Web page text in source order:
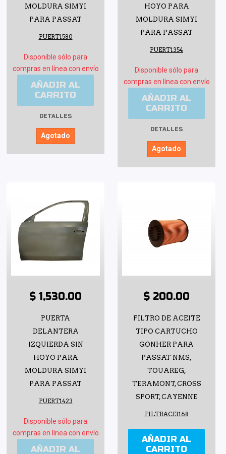
MOLDURA SIMYI
PARA PASSAT
PUERT1580
Disponible sólo para
compras en línea con envío
AÑADIR AL
CARRITO
DETALLES
Agotado
HOYO PARA
MOLDURA SIMYI
PARA PASSAT
PUERT1354
Disponible sólo para
compras en línea con envío
AÑADIR AL
CARRITO
DETALLES
Agotado
$ 1,530.00
PUERTA
DELANTERA
IZQUIERDA SIN
HOYO PARA
MOLDURA SIMYI
PARA PASSAT
PUERT1423
Disponible sólo para
compras en línea con envío
AÑADIR AL
$ 200.00
FILTRO DE ACEITE
TIPO CARTUCHO
GONHER PARA
PASSAT NMS,
TOUAREG,
TERAMONT, CROSS
SPORT, CAYENNE
FILTRACEI168
AÑADIR AL
CARRITO